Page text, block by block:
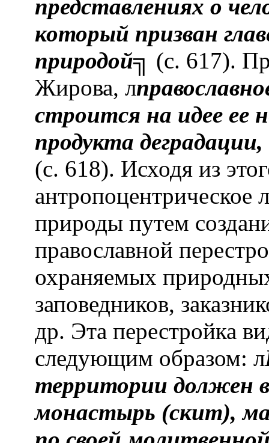
представлениях о
который призван
природой╗ (с. 617).
Жирова, л
строится на идее ее
продукта
(с. 618). Исходя из
антропоцентрическое
природы путем
православной
охраняемых
заповедников,
др. Эта перестройка
следующим образом: л
территории должен
монастырь (скит),